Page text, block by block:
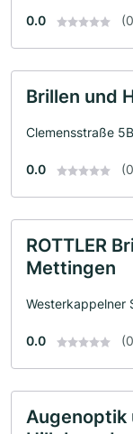
0.0
Brillen und
Clemensstraße
0.0
ROTTLER
Mettingen
Westerkappelner
0.0
Augenoptik